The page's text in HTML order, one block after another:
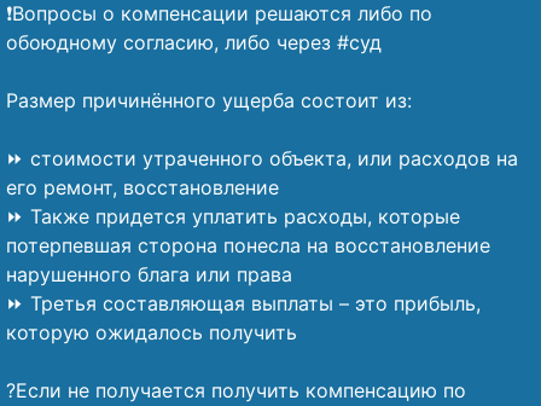
❗Вопросы о компенсации решаются либо по
обоюдному согласию, либо через #суд
Размер причинённого ущерба состоит из:
⏩ стоимости утраченного объекта, или расходов на
его ремонт, восстановление
⏩ Также придется уплатить расходы, которые
потерпевшая сторона понесла на восстановление
нарушенного блага или права
⏩ Третья составляющая выплаты – это прибыль,
которую ожидалось получить
?Если не получается получить компенсацию по